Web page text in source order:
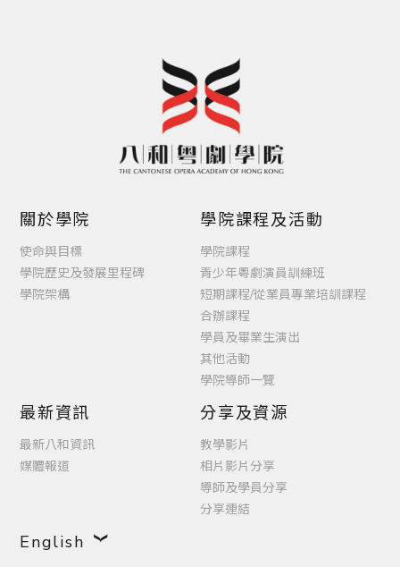
關於學院
使命與目標
學院歷史及發展里程碑
學院架構
學院課程及活動
學院課程
青少年粵劇演員訓練班
短期課程/從業員專業培訓課程
合辦課程
學員及畢業生演出
其他活動
學院導師一覽
最新資訊
最新八和資訊
媒體報道
分享及資源
教學影片
相片影片分享
導師及學員分享
分享連結
English